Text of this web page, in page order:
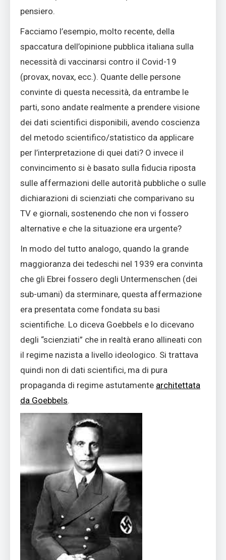
pensiero.
Facciamo l’esempio, molto recente, della
spaccatura dell’opinione pubblica italiana sulla
necessità di vaccinarsi contro il Covid-19
(provax, novax, ecc.). Quante delle persone
convinte di questa necessità, da entrambe le
parti, sono andate realmente a prendere visione
dei dati scientifici disponibili, avendo coscienza
del metodo scientifico/statistico da applicare
per l’interpretazione di quei dati? O invece il
convincimento si è basato sulla fiducia riposta
sulle affermazioni delle autorità pubbliche o sulle
dichiarazioni di scienziati che comparivano su
TV e giornali, sostenendo che non vi fossero
alternative e che la situazione era urgente?
In modo del tutto analogo, quando la grande
maggioranza dei tedeschi nel 1939 era convinta
che gli Ebrei fossero degli Untermenschen (dei
sub-umani) da sterminare, questa affermazione
era presentata come fondata su basi
scientifiche. Lo diceva Goebbels e lo dicevano
degli “scienziati” che in realtà erano allineati con
il regime nazista a livello ideologico. Si trattava
quindi non di dati scientifici, ma di pura
propaganda di regime astutamente architettata
da Goebbels.